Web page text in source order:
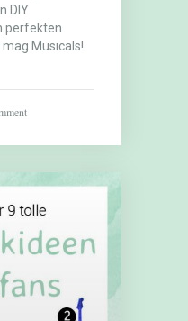
DIY
perfekten
mag Musicals!